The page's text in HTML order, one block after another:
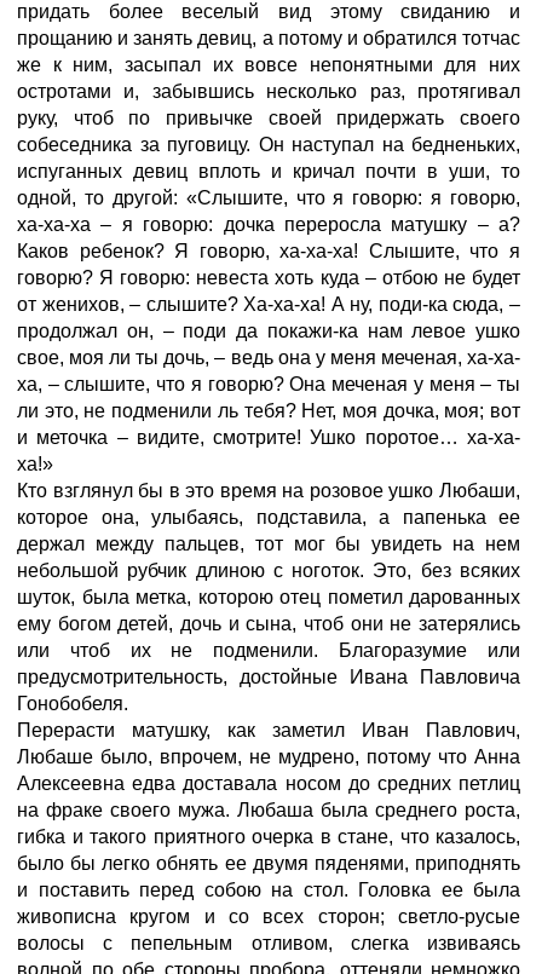
придать более веселый вид этому свиданию и
прощанию и занять девиц, а потому и обратился тотчас
же к ним, засыпал их вовсе непонятными для них
остротами и, забывшись несколько раз, протягивал
руку, чтоб по привычке своей придержать своего
собеседника за пуговицу. Он наступал на бедненьких,
испуганных девиц вплоть и кричал почти в уши, то
одной, то другой: «Слышите, что я говорю: я говорю,
ха-ха-ха – я говорю: дочка переросла матушку – а?
Каков ребенок? Я говорю, ха-ха-ха! Слышите, что я
говорю? Я говорю: невеста хоть куда – отбою не будет
от женихов, – слышите? Ха-ха-ха! А ну, поди-ка сюда, –
продолжал он, – поди да покажи-ка нам левое ушко
свое, моя ли ты дочь, – ведь она у меня меченая, ха-ха-
ха, – слышите, что я говорю? Она меченая у меня – ты
ли это, не подменили ль тебя? Нет, моя дочка, моя; вот
и меточка – видите, смотрите! Ушко поротое… ха-ха-
ха!»
Кто взглянул бы в это время на розовое ушко Любаши,
которое она, улыбаясь, подставила, а папенька ее
держал между пальцев, тот мог бы увидеть на нем
небольшой рубчик длиною с ноготок. Это, без всяких
шуток, была метка, которою отец пометил дарованных
ему богом детей, дочь и сына, чтоб они не затерялись
или чтоб их не подменили. Благоразумие или
предусмотрительность, достойные Ивана Павловича
Гонобобеля.
Перерасти матушку, как заметил Иван Павлович,
Любаше было, впрочем, не мудрено, потому что Анна
Алексеевна едва доставала носом до средних петлиц
на фраке своего мужа. Любаша была среднего роста,
гибка и такого приятного очерка в стане, что казалось,
было бы легко обнять ее двумя пяденями, приподнять
и поставить перед собою на стол. Головка ее была
живописна кругом и со всех сторон; светло-русые
волосы с пепельным отливом, слегка извиваясь
волной по обе стороны пробора, оттеняли немножко